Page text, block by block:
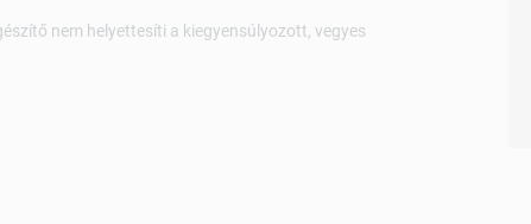
nem helyettesíti a kiegyensúlyozott, vegyes